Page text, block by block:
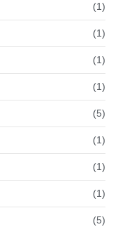
(1)
(1)
(1)
(1)
(5)
(1)
(1)
(1)
(5)